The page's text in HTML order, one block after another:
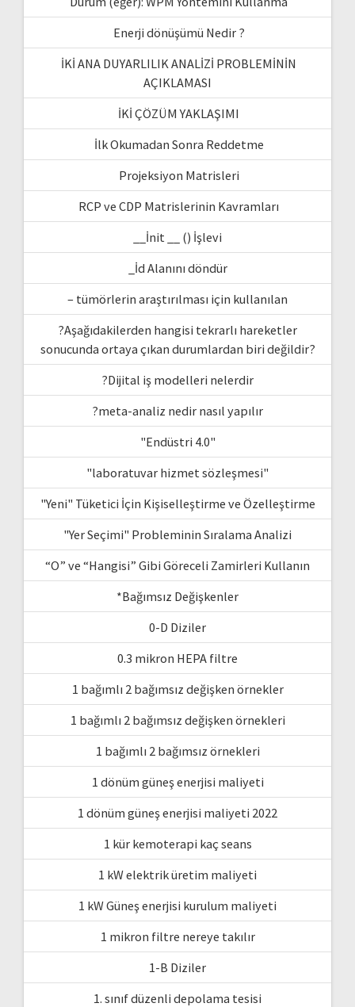
Enerji dönüşümü Nedir ?
İKİ ANA DUYARLILIK ANALİZİ PROBLEMİNİN
AÇIKLAMASI
İKİ ÇÖZÜM YAKLAŞIMI
İlk Okumadan Sonra Reddetme
Projeksiyon Matrisleri
RCP ve CDP Matrislerinin Kavramları
__İnit __ () İşlevi
_İd Alanını döndür
– tümörlerin araştırılması için kullanılan
?Aşağıdakilerden hangisi tekrarlı hareketler
sonucunda ortaya çıkan durumlardan biri değildir?
?Dijital iş modelleri nelerdir
?meta-analiz nedir nasıl yapılır
"Endüstri 4.0"
"laboratuvar hizmet sözleşmesi"
"Yeni" Tüketici İçin Kişiselleştirme ve Özelleştirme
"Yer Seçimi" Probleminin Sıralama Analizi
“O” ve “Hangisi” Gibi Göreceli Zamirleri Kullanın
*Bağımsız Değişkenler
0-D Diziler
0.3 mikron HEPA filtre
1 bağımlı 2 bağımsız değişken örnekler
1 bağımlı 2 bağımsız değişken örnekleri
1 bağımlı 2 bağımsız örnekleri
1 dönüm güneş enerjisi maliyeti
1 dönüm güneş enerjisi maliyeti 2022
1 kür kemoterapi kaç seans
1 kW elektrik üretim maliyeti
1 kW Güneş enerjisi kurulum maliyeti
1 mikron filtre nereye takılır
1-B Diziler
1. sınıf düzenli depolama tesisi